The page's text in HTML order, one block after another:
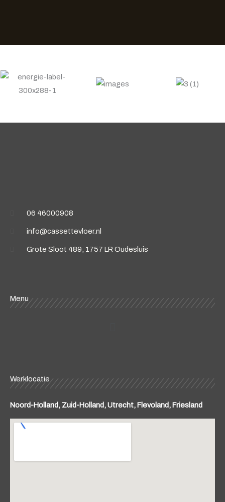
06 46000908
info@cassettevloer.nl
Grote Sloot 489, 1757 LR Oudesluis
Menu
Werklocatie
Noord-Holland, Zuid-Holland, Utrecht, Flevoland, Friesland